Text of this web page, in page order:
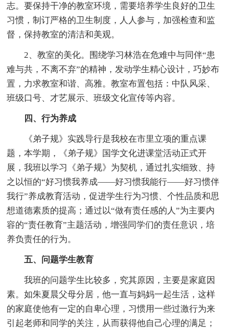
志。要保持干净的教室环境，需要培养学生良好的卫生
习惯，制订严格的卫生制度，人人参与，加强检查和监
督，保持教室的清洁和美观。
2、教室的美化。围绕学习林浩在危难中与同伴“患
难与共，不离不弃”的精神，发动学生精心设计，巧妙布
置，力求教室和谐、高雅。教室布置包括：中队风采、
班级口号、才艺展示、班级文化宣传等内容。
四、行为养成
《弟子规》实践导行是我校在市里立项的重点课
题，本学期，《弟子规》国学文化进课堂活动正式开
展，我班以学习《弟子规》为契机，通过扎实细致、持
之以恒的“好习惯我养成——好习惯我能行——好习惯伴
我行”养成教育活动，促进学生行为习惯、个性品质和思
想道德素质的提高；通过以“做有责任感的人”为主要内
容的“责任教育”主题活动，增强同学们的责任意识，培
养负责任的行为。
五、问题学生教育
我班的问题学生比较多，究其原因，主要是家庭因
素。如朱夏晨父母分居，他一直与妈妈一起生活，这样
的家庭使他有一定的自卑心理，习惯用一些过激行为来
引起老师和同学的关注，从而获得他自己心理的满足；